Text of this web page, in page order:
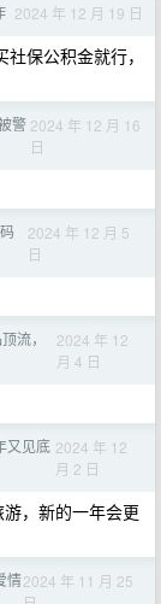
2024 年 12 月 19 日
保公积金就行，
警 2024 年 12 月 16
日
2024 年 12 月 5
日
流，
2024 年 12
月 4 日
又见底 2024 年 12
月 2 日
，新的一年会更
情2024 年 11 月 25